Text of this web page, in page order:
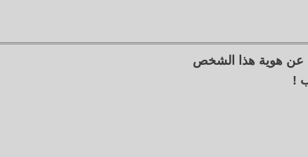
عن هوية هذا الشخص
!